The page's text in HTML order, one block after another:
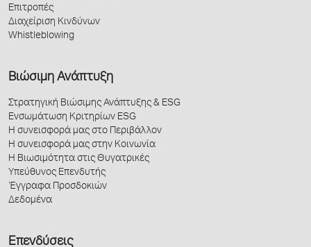
Επιτροπές
Διαχείριση Κινδύνων
Whistleblowing
Βιώσιμη Ανάπτυξη
Στρατηγική Βιώσιμης Ανάπτυξης & ESG
Ενσωμάτωση Κριτηρίων ESG
Η συνεισφορά μας στο Περιβάλλον
Η συνεισφορά μας στην Κοινωνία
Η Βιωσιμότητα στις Θυγατρικές
Υπεύθυνος Επενδυτής
Έγγραφα Προσδοκιών
Δεδομένα
Επενδύσεις